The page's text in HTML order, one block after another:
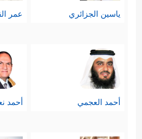
ياسين الجزائري عمر
أحمد العجمي أحمد